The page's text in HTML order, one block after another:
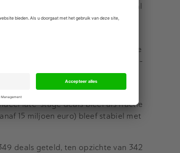
dan in hetzelfde kwartaal
meer dan in Q4 2024 (85
(1 tot 4 miljoen euro) waren in Q4 de
met 20 deals. Het aantal pre-
in Q4.
vertegenwoordigen slechts 8,4
late-stage deals bleef als fractie
15 miljoen euro) bleef stabiel met
deals geteld, ten opzichte van 342